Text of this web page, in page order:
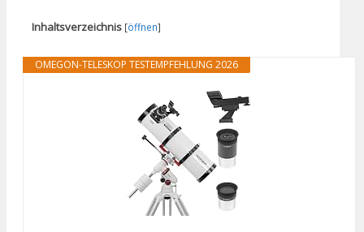
Inhaltsverzeichnis [öffnen]
OMEGON-TELESKOP TESTEMPFEHLUNG 2026